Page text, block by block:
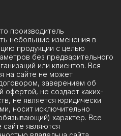
производитель
небольшие изменения в
продукции с целью
без предварительного
или клиентов. Вся
на сайте не может
заверением об
офертой, не создает каких-
не является юридически
носит исключительно
характер. Все
являются